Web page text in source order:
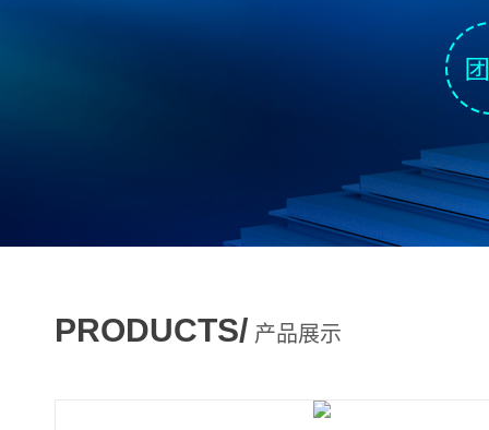
PRODUCTS/ 产品展示